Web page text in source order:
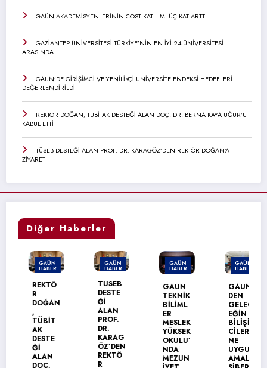
GAÜN AKADEMİSYENLERİNİN COST KATILIMI ÜÇ KAT ARTTI
GAZİANTEP ÜNİVERSİTESİ TÜRKİYE’NİN EN İYİ 24 ÜNİVERSİTESİ
ARASINDA
GAÜN’DE GİRİŞİMCİ VE YENİLİKÇİ ÜNİVERSİTE ENDEKSİ HEDEFLERİ
DEĞERLENDİRİLDİ
REKTÖR DOĞAN, TÜBİTAK DESTEĞİ ALAN DOÇ. DR. BERNA KAYA UĞUR’U
KABUL ETTİ
TÜSEB DESTEĞİ ALAN PROF. DR. KARAGÖZ’DEN REKTÖR DOĞAN’A
ZİYARET
Diğer Haberler
GAÜN
HABER
REKTÖ
DOĞAN
TÜBİT
AK
DESTE
ALAN
DOÇ.
GAÜN
HABER
TÜSEB
DESTE
ALAN
PROF.
DR.
KARAG
ÖZ’DEN
REKTÖ
GAÜN
HABER
GAÜN
TEKNİK
BİLİML
MESLEK
YÜKSEK
OKULU’
NDA
MEZUN
GAÜN
HABER
GAÜN’
DEN
GELEC
EĞİN
BİLİŞİM
CİLERİ
UYGUL
AMALI